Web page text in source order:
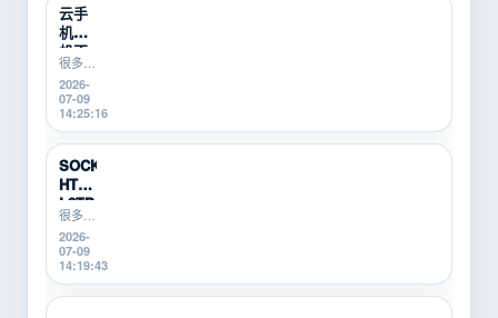
云手
机挂
机不
稳定
怎么
办？
游戏
搬砖
新
手...
很多游
戏搬
砖、游
戏打金
新手在
使用云
手机挂
机时，
会遇到
掉线、
卡顿、
登录异
常、运
等问
2026-
07-09
14:25:16
SOCKS5、
HTTP、
L2TP/P...
很多游
戏搬
砖、游
戏打
金、多
开挂机
2026-
07-09
14:19:43